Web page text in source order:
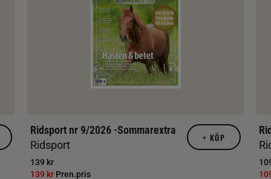
Ridsport nr 9/2026 -Sommarextra
Ridsport
139 kr
139 kr Pren.pris
+ KÖP